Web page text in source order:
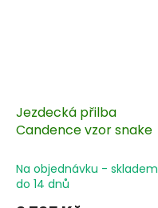
Jezdecká přilba
Candence vzor snake
Na objednávku - skladem
do 14 dnů